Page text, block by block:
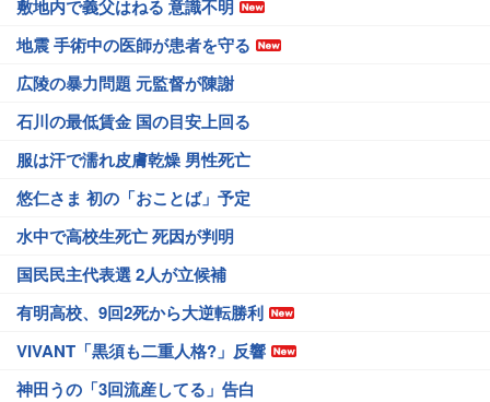
敷地内で義父はねる 意識不明
地震 手術中の医師が患者を守る
広陵の暴力問題 元監督が陳謝
石川の最低賃金 国の目安上回る
服は汗で濡れ皮膚乾燥 男性死亡
悠仁さま 初の「おことば」予定
水中で高校生死亡 死因が判明
国民民主代表選 2人が立候補
有明高校、9回2死から大逆転勝利
VIVANT「黒須も二重人格?」反響
神田うの「3回流産してる」告白